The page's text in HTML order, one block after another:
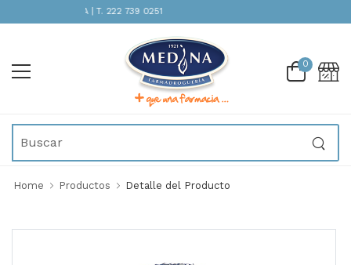
INMEDIATA | T. 222 739 0251
0
Home Productos Detalle del Producto